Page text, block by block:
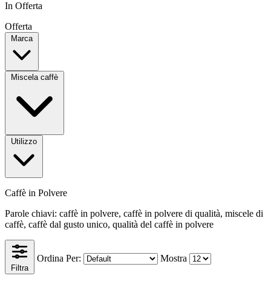
In Offerta
Offerta
Marca
Miscela caffè
Utilizzo
Caffè in Polvere
Parole chiavi: caffè in polvere, caffè in polvere di qualità, miscele di
caffè, caffè dal gusto unico, qualità del caffè in polvere
Filtra
Ordina Per: Mostra